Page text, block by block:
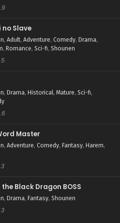
no Slave
, Adult, Adventure, Comedy, Drama,
, Romance, Sci-fi, Shounen
, Drama, Historical, Mature, Sci-fi,
Master
, Adventure, Comedy, Fantasy, Harem,
Black Dragon BOSS
, Drama, Fantasy, Shounen